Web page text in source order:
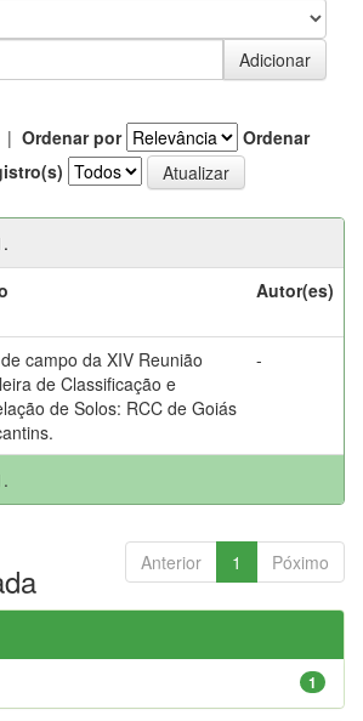
| Ordenar por
Ordenar
Autor(es)
campo da XIV Reunião
de Classificação e
de Solos: RCC de Goiás
-
Anterior 1 Póximo
1